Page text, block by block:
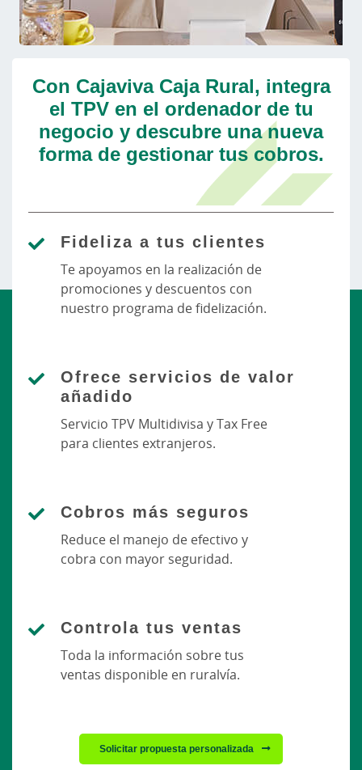
Con Cajaviva Caja Rural, integra
el TPV en el ordenador de tu
negocio y descubre una nueva
forma de gestionar tus cobros.
Fideliza a tus clientes
Te apoyamos en la realización de
promociones y descuentos con
nuestro programa de fidelización.
Ofrece servicios de valor
añadido
Servicio TPV Multidivisa y Tax Free
para clientes extranjeros.
Cobros más seguros
Reduce el manejo de efectivo y
cobra con mayor seguridad.
Controla tus ventas
Toda la información sobre tus
ventas disponible en ruralvía.
Solicitar propuesta personalizada